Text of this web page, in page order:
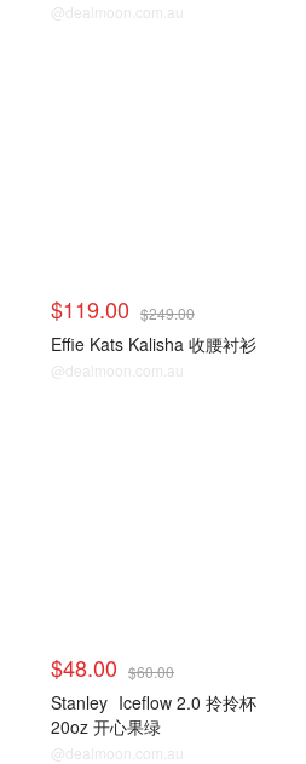
@dealmoon.com.au
$119.00 $249.00
Effie Kats Kalisha 收腰衬衫
@dealmoon.com.au
$48.00 $60.00
Stanley Iceflow 2.0 拎拎杯
20oz 开心果绿
@dealmoon.com.au